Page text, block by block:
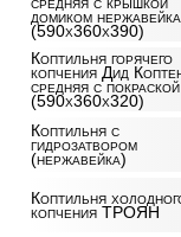
домиком нержавейка
(590x360x390)
Коптильня горячего
копчения Дид
средняя с покраской
(590x360x320)
Коптильня с
гидрозатвором
(нержавейка)
Коптильня
копчения ТРОЯН